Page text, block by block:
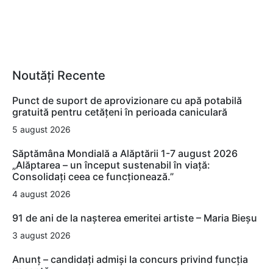
Noutăți Recente
Punct de suport de aprovizionare cu apă potabilă
gratuită pentru cetățeni în perioada caniculară
5 august 2026
Săptămâna Mondială a Alăptării 1-7 august 2026
„Alăptarea – un început sustenabil în viață:
Consolidați ceea ce funcționează.”
4 august 2026
91 de ani de la nașterea emeritei artiste – Maria Bieșu
3 august 2026
Anunț – candidați admiși la concurs privind funcția